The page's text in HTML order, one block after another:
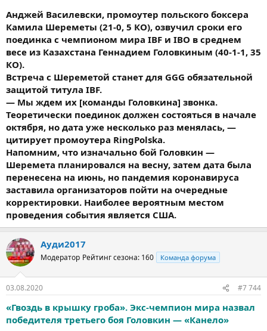
Анджей Василевски, промоутер польского боксера
Камила Шереметы (21-0, 5 КО), озвучил сроки его
поединка с чемпионом мира IBF и IBO в среднем
весе из Казахстана Геннадием Головкиным (40-1-1, 35
КО).
Встреча с Шереметой станет для GGG обязательной
защитой титула IBF.
— Мы ждем их [команды Головкина] звонка.
Теоретически поединок должен состояться в начале
октября, но дата уже несколько раз менялась, —
цитирует промоутера RingPolska.
Напомним, что изначально бой Головкин —
Шеремета планировался на весну, затем дата была
перенесена на июнь, но пандемия коронавируса
заставила организаторов пойти на очередные
корректировки. Наиболее вероятным местом
проведения события является США.
Ауди2017
Модератор Рейтинг сезона: 160 Команда форума
03.08.2020 #7 744
«Гвоздь в крышку гроба». Экс-чемпион мира назвал
победителя третьего боя Головкин — «Канело»